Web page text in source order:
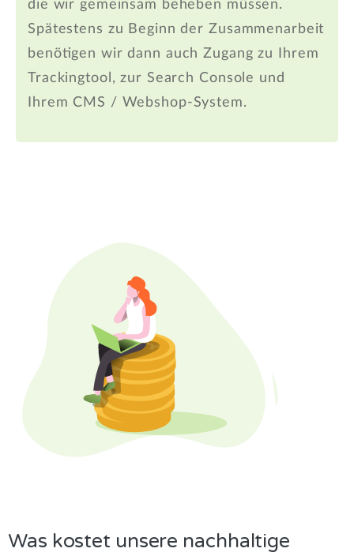
die wir gemeinsam beheben müssen.
Spätestens zu Beginn der Zusammenarbeit
benötigen wir dann auch Zugang zu Ihrem
Trackingtool, zur Search Console und
Ihrem CMS / Webshop-System.
Was kostet unsere nachhaltige